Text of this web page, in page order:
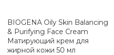
BIOGENA Oily Skin Balancing
& Purifying Face Cream
Матирующий крем для
жирной кожи 50 мл